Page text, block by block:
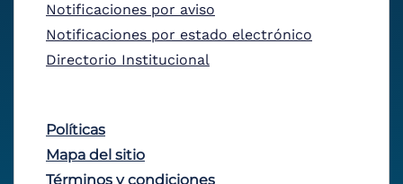
Notificaciones por aviso
Notificaciones por estado electrónico
Directorio Institucional
Políticas
Mapa del sitio
Términos y condiciones